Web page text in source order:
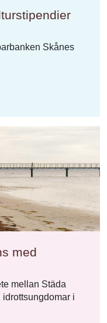
Skånes
med
mellan Städa
i